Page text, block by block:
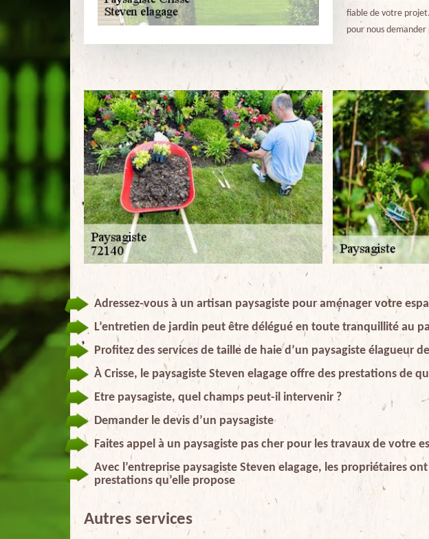
fiable de votre
pour nous
Adressez-vous à un artisan paysagiste pour aménager votre
L’entretien de jardin peut être délégué en toute tranquillité au
Profitez des services de taille de haie d’un paysagiste élagueur
À Crisse, le paysagiste Steven elagage offre des prestations de
Etre paysagiste, quel champs peut-il intervenir ?
Demander le devis d’un paysagiste
Faites appel à un paysagiste pas cher pour les travaux de votre
Avec l’entreprise paysagiste Steven elagage, les propriétaires
prestations qu’elle propose
Autres services